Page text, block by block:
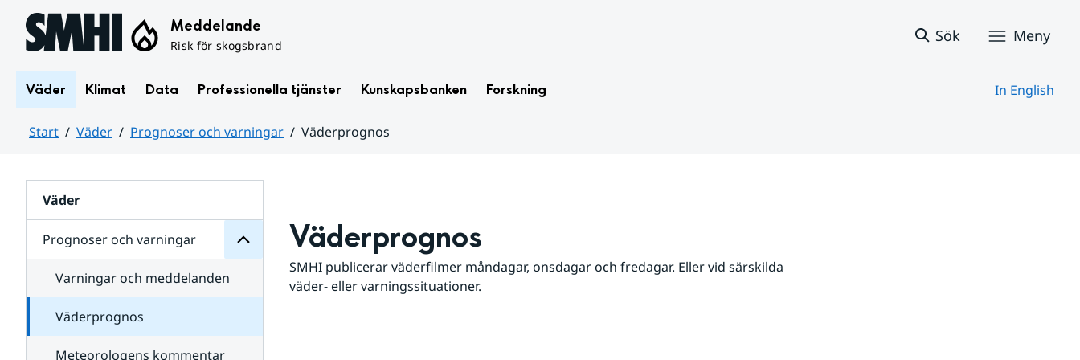
Hoppa till sidans innehåll Meddelande
Risk för skogsbrand
Sök Meny
Väder Klimat Data Professionella tjänster Kunskapsbanken Forskning In English
Start Väder Prognoser och varningar
Väderprognos
Väder
Prognoser och varningar
för
varningar
Varningar och meddelanden
Väderprognos
Meteorologens kommentar
Väderprognos
SMHI publicerar väderfilmer måndagar, onsdagar och fredagar. Eller vid särskilda
väder- eller varningssituationer.